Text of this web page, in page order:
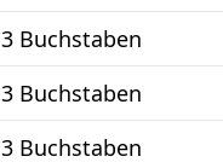
3 Buchstaben
3 Buchstaben
3 Buchstaben